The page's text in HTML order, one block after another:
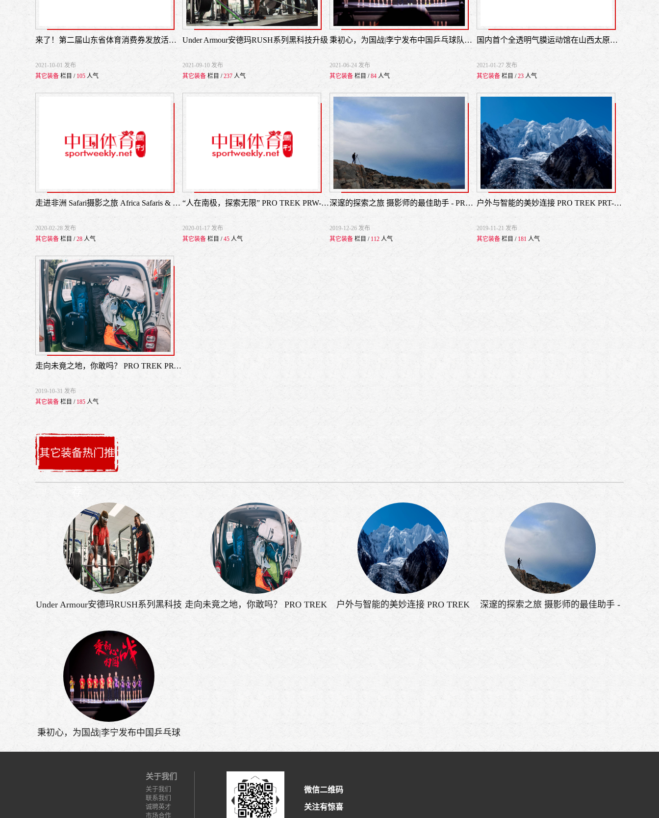
来了！第二届山东省体育消费券发放活动（第二阶段）开始啦！
2021-10-01 发布
其它装备 栏目 / 105 人气
Under Armour安德玛RUSH系列黑科技升级
2021-09-10 发布
其它装备 栏目 /237 人气
秉初心，为国战|李宁发布中国乒乓球队最新战袍
2021-06-24 发布
其它装备 栏目 /84 人气
国内首个全透明气膜运动馆在山西太原正式落成
2021-01-27 发布
其它装备 栏目 /23 人气
走进非洲 Safari摄影之旅 Africa Safaris & PRW-7000FC-1B
2020-02-28 发布
其它装备 栏目 /28 人气
“人在南极，探索无限” PRO TREK PRW-50YAE，细节至上
2020-01-17 发布
其它装备 栏目 /45 人气
深邃的探索之旅 摄影师的最佳助手 - PRO TREK PRT-B50
2019-12-26 发布
其它装备 栏目 / 112 人气
户外与智能的美妙连接 PRO TREK PRT-B50人与大自然的桥梁
2019-11-21 发布
其它装备 栏目 / 181 人气
走向未竟之地，你敢吗？ PRO TREK PRW-60YBM陪我梅里探险
2019-10-31 发布
其它装备 栏目 / 185 人气
其它装备热门推
荐
Under Armour安德玛RUSH系列黑科技 走向未竟之地，你敢吗？ PRO TREK
户外与智能的美妙连接 PRO TREK
深邃的探索之旅 摄影师的最佳助手 -
秉初心，为国战|李宁发布中国乒乓球
关于我们
关于我们
联系我们
诚聘英才
市场合作
微信二维码
关注有惊喜